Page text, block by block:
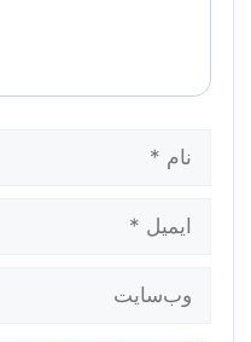
ایمیل
وب‌سایت